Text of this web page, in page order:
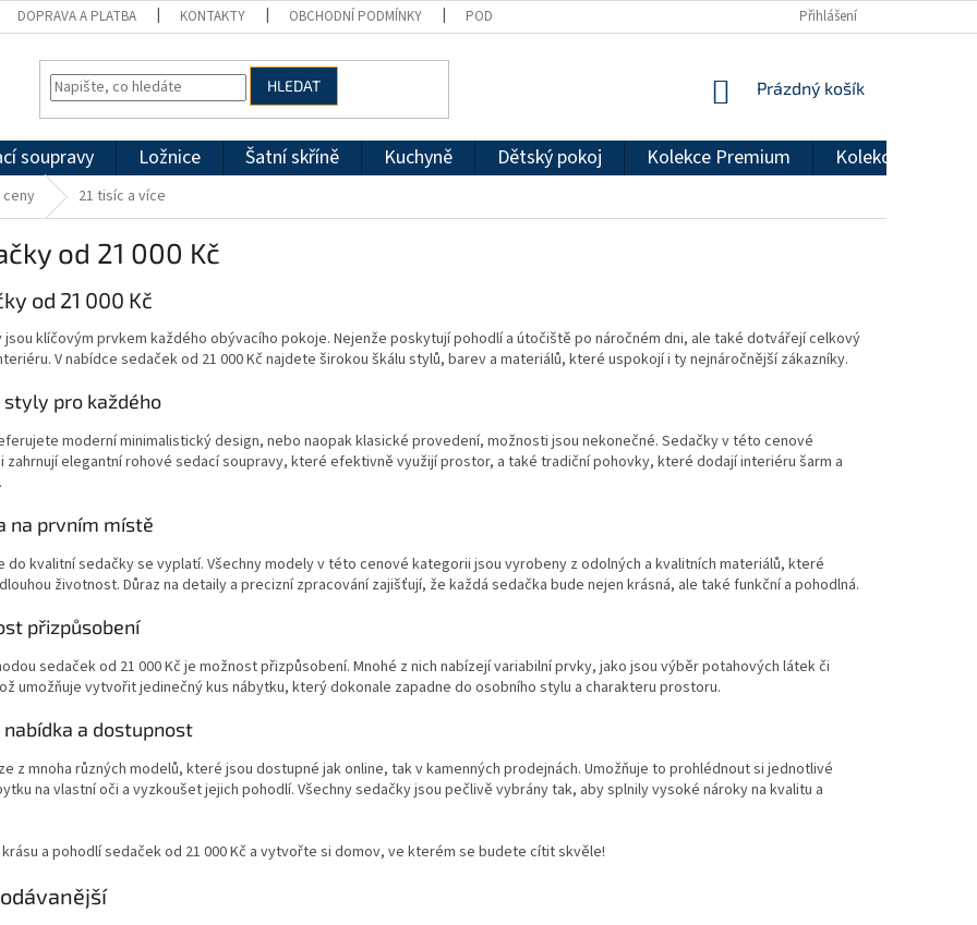
DOPRAVA A PLATBA KONTAKTY OBCHODNÍ PODMÍNKY PODMÍNKY OCHRANY OSOBNÍCH ÚDAJŮ REKLAMAČNÍ ŘÁD
Přihlášení
HLEDAT
NÁKUPNÍ
Prázdný košík
soupravy Ložnice Šatní skříně Kuchyně Dětský pokoj Kolekce Premium Kolekce
ceny 21 tisíc a více
od 21 000 Kč
od 21 000 Kč
jsou klíčovým prvkem každého obývacího pokoje. Nejenže poskytují pohodlí a útočiště po náročném dni, ale také dotvářejí celkový
V nabídce sedaček od 21 000 Kč najdete širokou škálu stylů, barev a materiálů, které uspokojí i ty nejnáročnější zákazníky.
styly pro každého
moderní minimalistický design, nebo naopak klasické provedení, možnosti jsou nekonečné. Sedačky v této cenové
zahrnují elegantní rohové sedací soupravy, které efektivně využijí prostor, a také tradiční pohovky, které dodají interiéru šarm a
na prvním místě
do kvalitní sedačky se vyplatí. Všechny modely v této cenové kategorii jsou vyrobeny z odolných a kvalitních materiálů, které
životnost. Důraz na detaily a precizní zpracování zajišťují, že každá sedačka bude nejen krásná, ale také funkční a pohodlná.
přizpůsobení
sedaček od 21 000 Kč je možnost přizpůsobení. Mnohé z nich nabízejí variabilní prvky, jako jsou výběr potahových látek či
umožňuje vytvořit jedinečný kus nábytku, který dokonale zapadne do osobního stylu a charakteru prostoru.
nabídka a dostupnost
z mnoha různých modelů, které jsou dostupné jak online, tak v kamenných prodejnách. Umožňuje to prohlédnout si jednotlivé
na vlastní oči a vyzkoušet jejich pohodlí. Všechny sedačky jsou pečlivě vybrány tak, aby splnily vysoké nároky na kvalitu a
a pohodlí sedaček od 21 000 Kč a vytvořte si domov, ve kterém se budete cítit skvěle!